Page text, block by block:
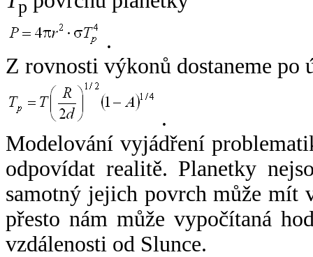
p
.
Z rovnosti výkonů dostaneme po
.
Modelování vyjádření
odpovídat realitě. Planetky
samotný jejich povrch může mít
přesto nám může vypočítaná
vzdálenosti od Slunce.